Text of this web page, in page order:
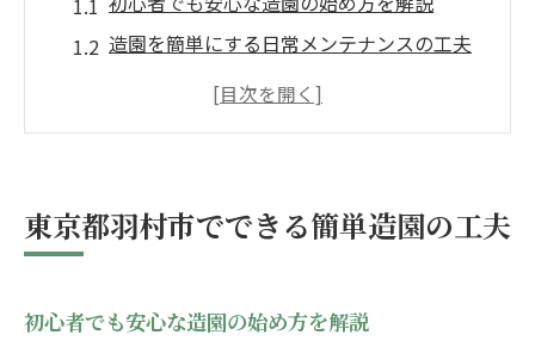
造園を簡単にする日常メンテナンスの工夫
手間を減らす造園のポイントと実践例
初めてでも安心な庭づくりのコツ紹介
初めての造園で押さえたい基本ポイント
造園の第一歩は土づくりから始めよう
東京都羽村市でできる簡単造園の工夫
初心者でも安心な造園の始め方を解説